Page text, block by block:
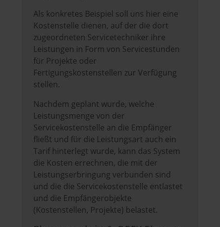
Als konkretes Beispiel soll uns hier eine
Kostenstelle dienen, auf der die dort
zugeordneten Servicetechniker ihre
Leistungen in Form von Servicestunden
für Projekte oder
Fertigungskostenstellen zur Verfügung
stellen.
Nachdem geplant wurde, welche
Leistungsmenge von der
Servicekostenstelle an die Empfänger
fließt und für die Leistungsart auch ein
Tarif hinterlegt wurde, kann das System
die Kosten errechnen, die mit der
Leistungserbringung verbunden sind
und die die Servicekostenstelle entlastet
und die Empfängerobjekte
(Kostenstellen, Projekte) belastet.